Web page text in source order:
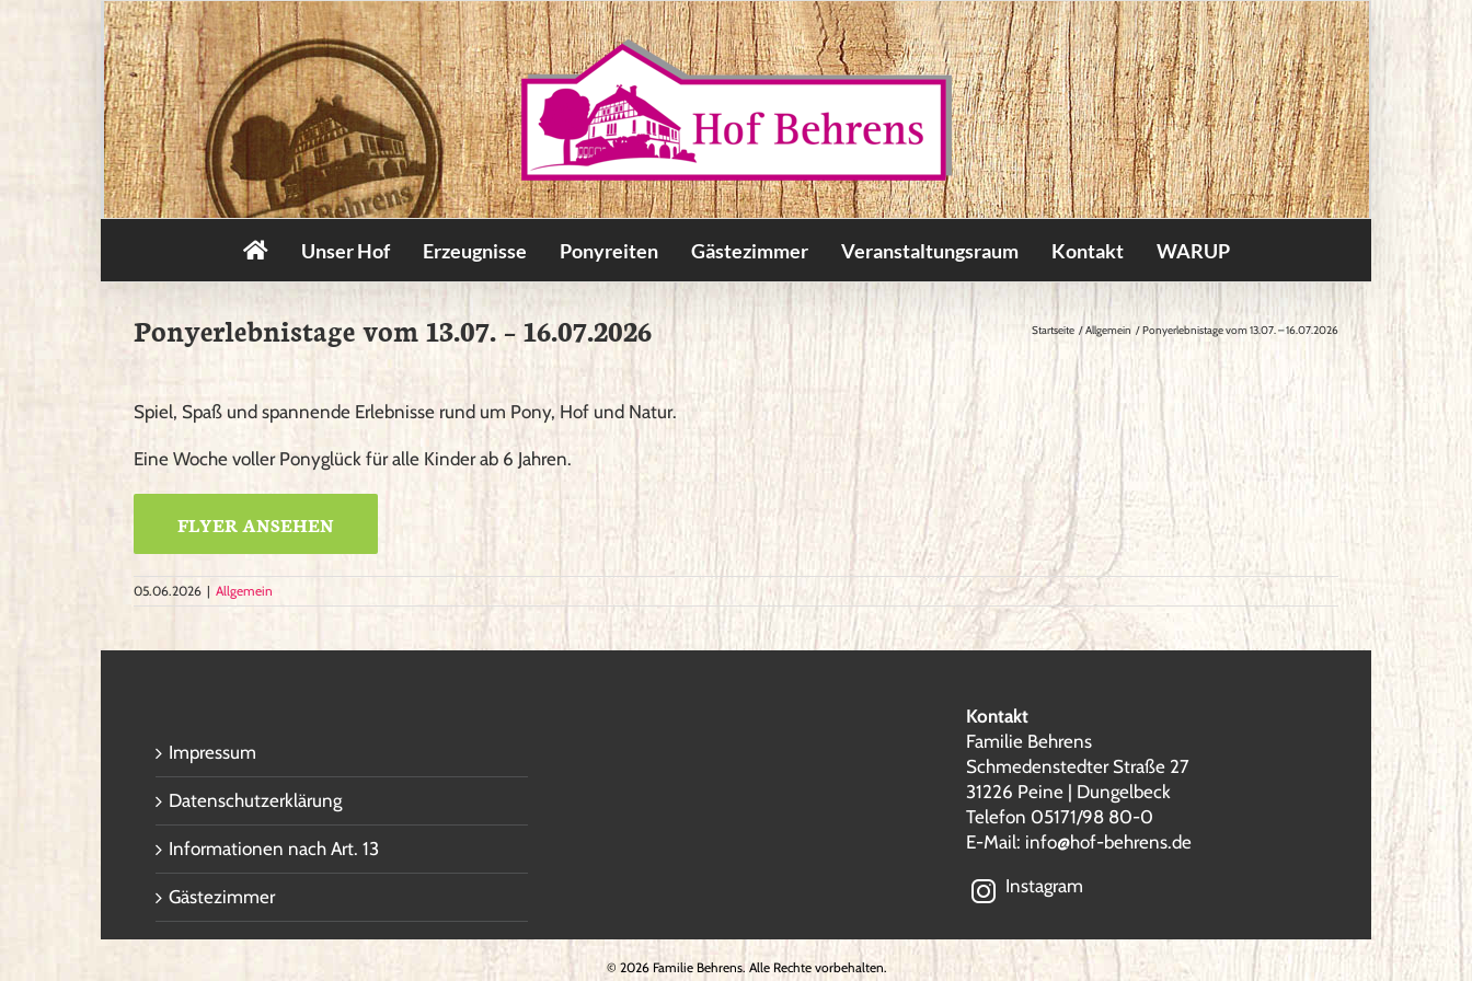
Unser Hof Erzeugnisse Ponyreiten Gästezimmer Veranstaltungsraum Kontakt WARUP
Ponyerlebnistage vom 13.07. – 16.07.2026 Startseite Allgemein Ponyerlebnistage vom 13.07. – 16.07.2026
Spiel, Spaß und spannende Erlebnisse rund um Pony, Hof und Natur.
Eine Woche voller Ponyglück für alle Kinder ab 6 Jahren.
FLYER ANSEHEN
05.06.2026 | Allgemein
Impressum
Datenschutzerklärung
Informationen nach Art. 13
Gästezimmer
Kontakt
Familie Behrens
Schmedenstedter Straße 27
31226 Peine | Dungelbeck
Telefon 05171/98 80-0
E-Mail: info@hof-behrens.de
Instagram
© 2026 Familie Behrens. Alle Rechte vorbehalten.